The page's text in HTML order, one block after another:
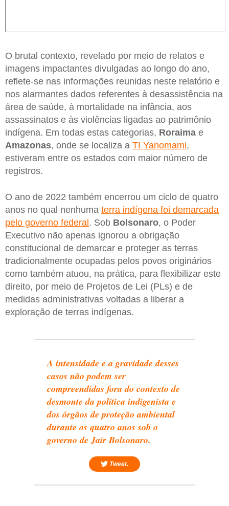
O brutal contexto, revelado por meio de relatos e
imagens impactantes divulgadas ao longo do ano,
reflete-se nas informações reunidas neste relatório e
nos alarmantes dados referentes à desassistência na
área de saúde, à mortalidade na infância, aos
assassinatos e às violências ligadas ao patrimônio
indígena. Em todas estas categorias, Roraima e
Amazonas, onde se localiza a TI Yanomami,
estiveram entre os estados com maior número de
registros.
O ano de 2022 também encerrou um ciclo de quatro
anos no qual nenhuma terra indígena foi demarcada
pelo governo federal . Sob Bolsonaro, o Poder
Executivo não apenas ignorou a obrigação
constitucional de demarcar e proteger as terras
tradicionalmente ocupadas pelos povos originários
como também atuou, na prática, para flexibilizar este
direito, por meio de Projetos de Lei (PLs) e de
medidas administrativas voltadas a liberar a
exploração de terras indígenas.
A intensidade e a gravidade desses
casos não podem ser
compreendidas fora do contexto de
desmonte da política indigenista e
dos órgãos de proteção ambiental
durante os quatro anos sob o
governo deJair Bolsonaro.
Tweet.